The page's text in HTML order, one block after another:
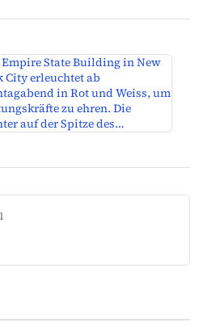
Empire State Building in New
City erleuchtet ab
in Rot und Weiss, um
zu ehren. Die
auf der Spitze des…